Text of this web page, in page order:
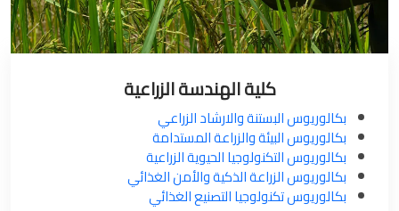
كلية الهندسة الزراعية
بكالوريوس البستنة والارشاد الزراعي
بكالوريوس البيئة والزراعة المستدامة
بكالوريوس التكنولوجيا الحيوية الزراعية
بكالوريوس الزراعة الذكية والأمن الغذائي
بكالوريوس تكنولوجيا التصنيع الغذائي